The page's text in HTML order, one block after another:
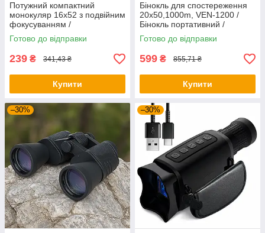
Потужний компактний
монокуляр 16х52 з подвійним
фокусуванням /
Універсальний монокуляр
для полювання та риболовлі
Готово до відправки
239 ₴ 341,43 ₴
Купити
Бінокль для спостереження
20x50,1000m, VEN-1200 /
Бінокль портативний /
Потужний бінокль /
Туристичний бінокль
Готово до відправки
599 ₴ 855,71 ₴
Купити
–30% –30%